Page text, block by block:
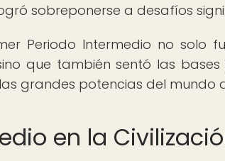
sobreponerse a desafíos
Periodo Intermedio no solo
que también sentó las
grandes potencias del mundo
en la